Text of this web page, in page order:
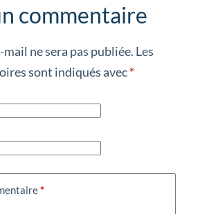
commentaire
ne sera pas publiée. Les
sont indiqués avec*
*